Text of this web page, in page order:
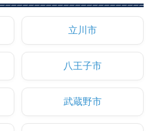
立川市
八王子市
武蔵野市